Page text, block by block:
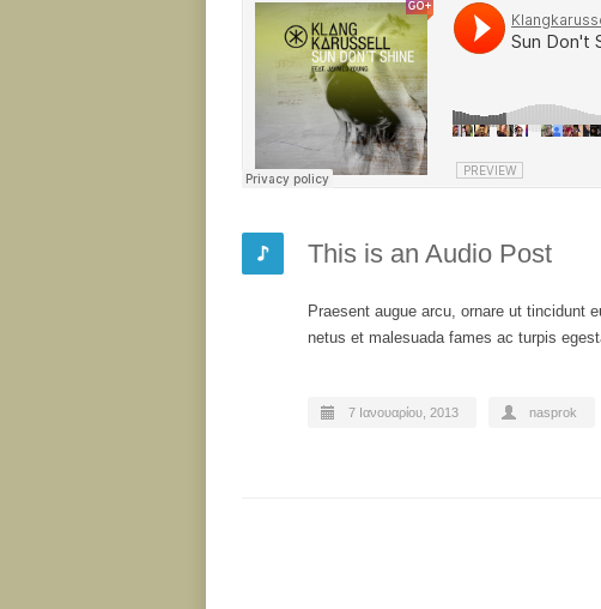
This is an Audio Post
Praesent augue arcu, ornare ut tincidunt
netus et malesuada fames ac turpis
7 Ιανουαρίου, 2013 nasprok